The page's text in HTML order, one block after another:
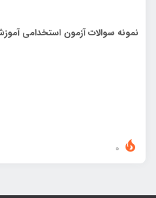
نمونه سوالات آزمون استخدامی